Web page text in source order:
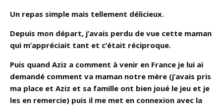
Un repas simple mais tellement délicieux.
Depuis mon départ, j’avais perdu de vue cette maman
qui m’appréciait tant et c’était réciproque.
Puis quand Aziz a comment à venir en France je lui ai
demandé comment va maman notre mère (j’avais pris
ma place et Aziz et sa famille ont bien joué le jeu et je
les en remercie) puis il me met en connexion avec la